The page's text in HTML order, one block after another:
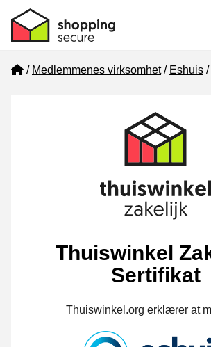
Home
Medlemmenes virksomhet Eshuis
Thuiswinkel
Sertifikat
Thuiswinkel.org erklærer at